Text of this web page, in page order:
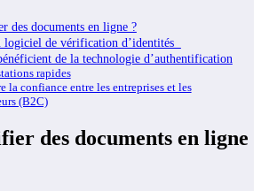
des documents en ligne ?
de vérification d’identités
de la technologie d’authentification
rapides
la confiance entre les entreprises et les
(B2C)
des documents en ligne